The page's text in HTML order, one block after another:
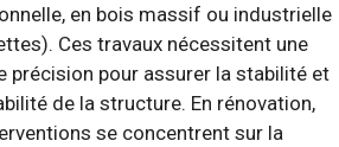
en bois massif ou industrielle
Ces travaux nécessitent une
précision pour assurer la stabilité et
de la structure. En rénovation,
se concentrent sur la